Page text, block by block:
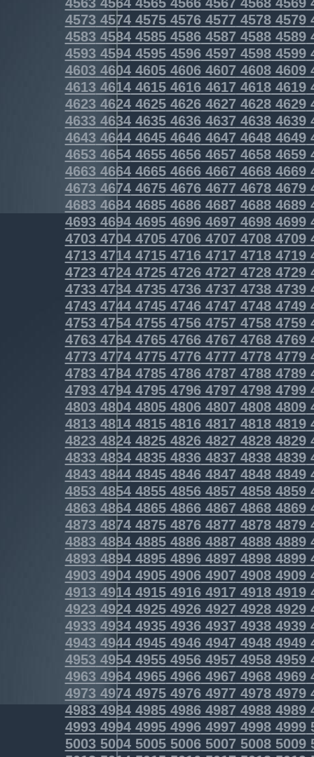
4573457445754576457745784579
4583458445854586458745884589
4593459445954596459745984599
4603460446054606460746084609
4613461446154616461746184619
4623462446254626462746284629
4633463446354636463746384639
4643464446454646464746484649
4653465446554656465746584659
4663466446654666466746684669
4673467446754676467746784679
4683468446854686468746884689
4693469446954696469746984699
4703470447054706470747084709
4713471447154716471747184719
4723472447254726472747284729
4733473447354736473747384739
4743474447454746474747484749
4753475447554756475747584759
4763476447654766476747684769
4773477447754776477747784779
4783478447854786478747884789
4793479447954796479747984799
4803480448054806480748084809
4813481448154816481748184819
4823482448254826482748284829
4833483448354836483748384839
4843484448454846484748484849
4853485448554856485748584859
4863486448654866486748684869
4873487448754876487748784879
4883488448854886488748884889
4893489448954896489748984899
4903490449054906490749084909
4913491449154916491749184919
4923492449254926492749284929
4933493449354936493749384939
4943494449454946494749484949
4953495449554956495749584959
4963496449654966496749684969
4973497449754976497749784979
4983498449854986498749884989
4993499449954996499749984999
5003500450055006500750085009